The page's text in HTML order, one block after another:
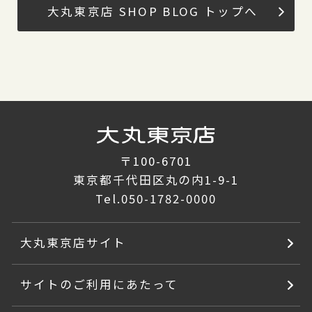
大丸東京店 SHOP BLOG トップへ
〒100-6701
東京都千代田区丸の内1-9-1
Tel.050-1782-0000
大丸東京店サイト
サイトのご利用にあたって